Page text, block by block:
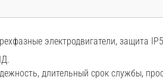
электродвигатели, защита
длительный срок службы,